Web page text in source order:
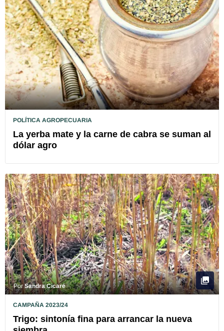
POLÍTICA AGROPECUARIA
La yerba mate y la carne de cabra se suman al
dólar agro
PorSandra Cicaré
CAMPAÑA 2023/24
Trigo: sintonía fina para arrancar la nueva